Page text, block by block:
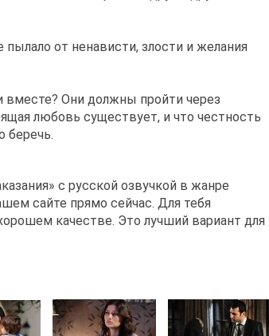
от ненависти, злости и желания
Они должны пройти через
любовь существует, и что честность
беречь.
с русской озвучкой в жанре
сайте прямо сейчас. Для тебя
качестве. Это лучший вариант для